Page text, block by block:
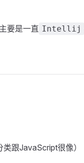
要是一直 Intellij
跟JavaScript很像）